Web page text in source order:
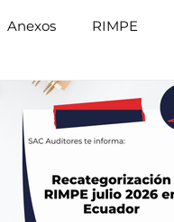
Anexos RIMPE